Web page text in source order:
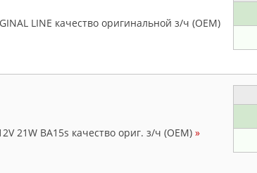
LINE качество оригинальной з/ч (ОЕМ)
21W BA15s качество ориг. з/ч (ОЕМ) »